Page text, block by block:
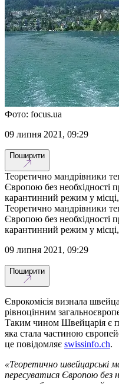
Фото: focus.ua
09 липня 2021, 09:29
Поширити
Теоретично мандрівники
Європою без необхідності
карантинний режим у
Теоретично мандрівники
Європою без необхідності
карантинний режим у
09 липня 2021, 09:29
Поширити
Єврокомісія визнала
рівноцінним
Таким чином Швейцарія є
яка стала частиною
це повідомляє swissinfo.ch.
«Теоретично швейцарські
пересуватися Європою без